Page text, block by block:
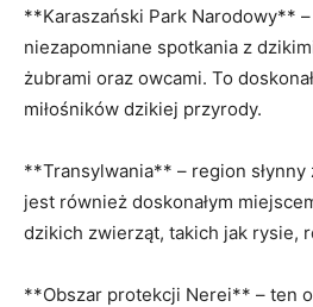
**Karaszański Park Narodowy**
niezapomniane spotkania z
żubrami oraz owcami. To
miłośników dzikiej przyrody.
**Transylwania** – region słynny
jest również doskonałym
dzikich zwierząt, takich jak rysie,
**Obszar protekcji Nerei** – ten